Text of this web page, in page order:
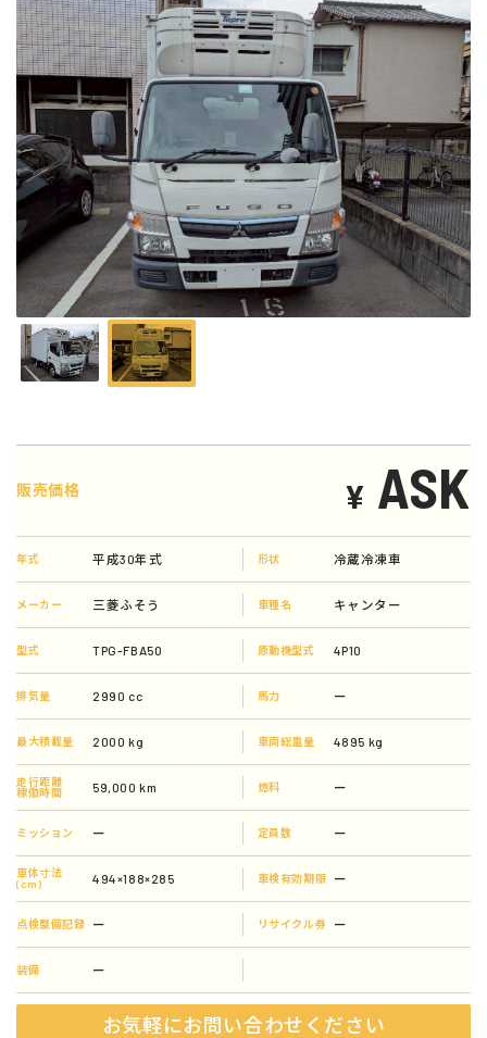
販売価格 ¥ ASK
年式 平成30年式 形状 冷蔵冷凍車
メーカー 三菱ふそう 車種名 キャンター
型式 TPG-FBA50 原動機型式 4P10
排気量 2990 cc 馬力 ー
最大積載量 2000 kg 車両総重量 4895 kg
走行距離
稼働時間
59,000 km 燃料 ー
ミッション ー 定員数 ー
車体寸法
(cm)
494×188×285 車検有効期限 ー
点検整備記録 ー リサイクル券 ー
装備 ー
お気軽にお問い合わせください